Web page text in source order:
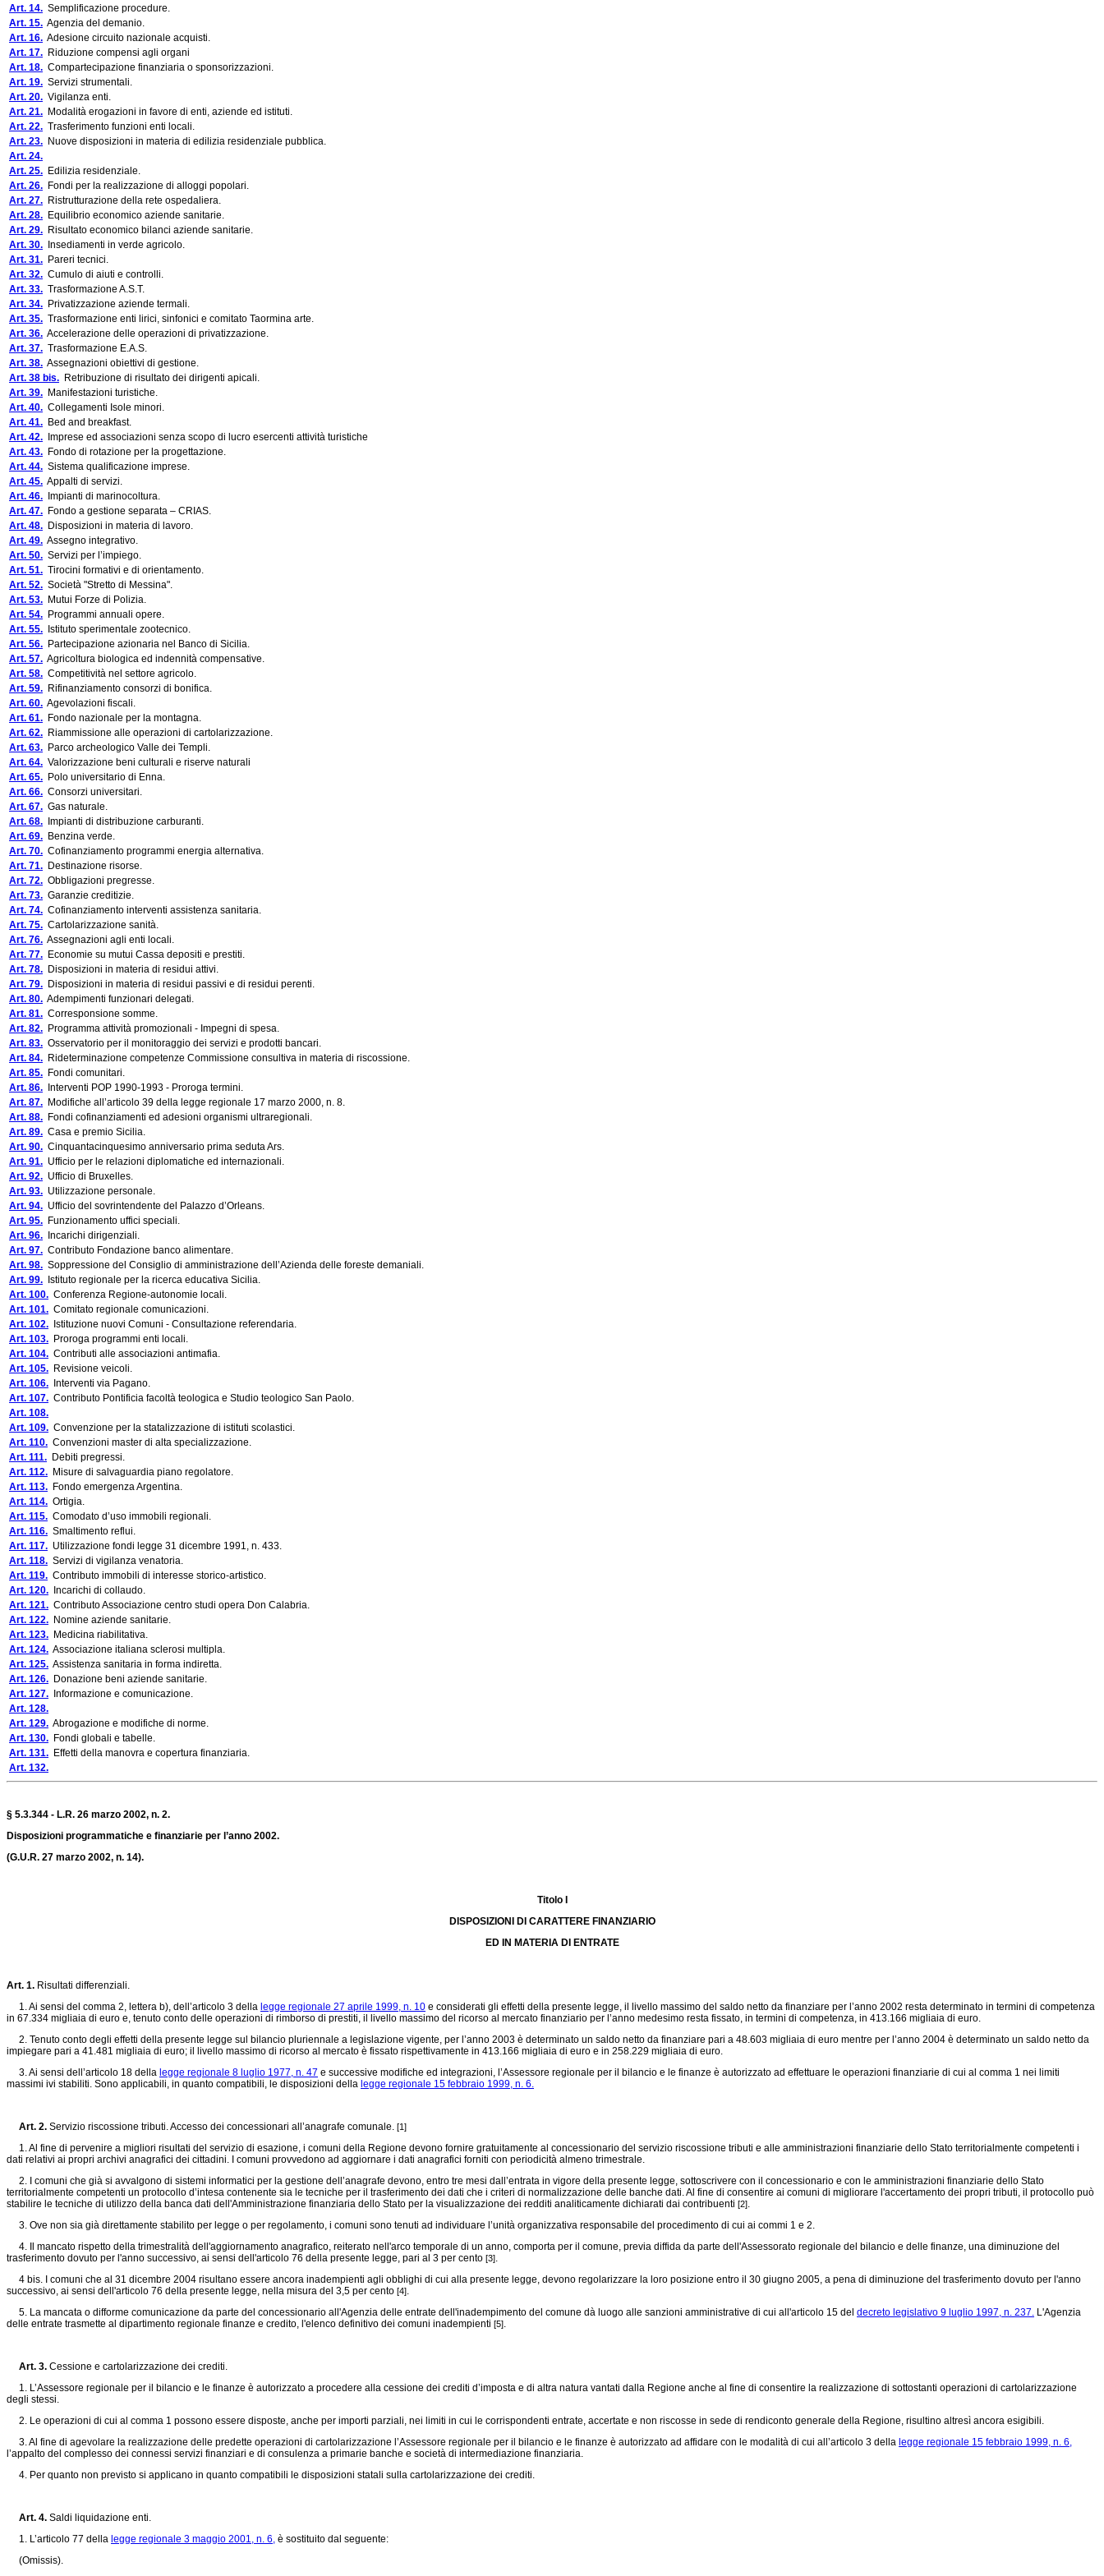
Art. 14. Semplificazione procedure.
Art. 15. Agenzia del demanio.
Art. 16. Adesione circuito nazionale acquisti.
Art. 17. Riduzione compensi agli organi
Art. 18. Compartecipazione finanziaria o sponsorizzazioni.
Art. 19. Servizi strumentali.
Art. 20. Vigilanza enti.
Art. 21. Modalità erogazioni in favore di enti, aziende ed istituti.
Art. 22. Trasferimento funzioni enti locali.
Art. 23. Nuove disposizioni in materia di edilizia residenziale pubblica.
Art. 24.
Art. 25. Edilizia residenziale.
Art. 26. Fondi per la realizzazione di alloggi popolari.
Art. 27. Ristrutturazione della rete ospedaliera.
Art. 28. Equilibrio economico aziende sanitarie.
Art. 29. Risultato economico bilanci aziende sanitarie.
Art. 30. Insediamenti in verde agricolo.
Art. 31. Pareri tecnici.
Art. 32. Cumulo di aiuti e controlli.
Art. 33. Trasformazione A.S.T.
Art. 34. Privatizzazione aziende termali.
Art. 35. Trasformazione enti lirici, sinfonici e comitato Taormina arte.
Art. 36. Accelerazione delle operazioni di privatizzazione.
Art. 37. Trasformazione E.A.S.
Art. 38. Assegnazioni obiettivi di gestione.
Art. 38 bis. Retribuzione di risultato dei dirigenti apicali.
Art. 39. Manifestazioni turistiche.
Art. 40. Collegamenti Isole minori.
Art. 41. Bed and breakfast.
Art. 42. Imprese ed associazioni senza scopo di lucro esercenti attività turistiche
Art. 43. Fondo di rotazione per la progettazione.
Art. 44. Sistema qualificazione imprese.
Art. 45. Appalti di servizi.
Art. 46. Impianti di marinocoltura.
Art. 47. Fondo a gestione separata – CRIAS.
Art. 48. Disposizioni in materia di lavoro.
Art. 49. Assegno integrativo.
Art. 50. Servizi per l’impiego.
Art. 51. Tirocini formativi e di orientamento.
Art. 52. Società "Stretto di Messina".
Art. 53. Mutui Forze di Polizia.
Art. 54. Programmi annuali opere.
Art. 55. Istituto sperimentale zootecnico.
Art. 56. Partecipazione azionaria nel Banco di Sicilia.
Art. 57. Agricoltura biologica ed indennità compensative.
Art. 58. Competitività nel settore agricolo.
Art. 59. Rifinanziamento consorzi di bonifica.
Art. 60. Agevolazioni fiscali.
Art. 61. Fondo nazionale per la montagna.
Art. 62. Riammissione alle operazioni di cartolarizzazione.
Art. 63. Parco archeologico Valle dei Templi.
Art. 64. Valorizzazione beni culturali e riserve naturali
Art. 65. Polo universitario di Enna.
Art. 66. Consorzi universitari.
Art. 67. Gas naturale.
Art. 68. Impianti di distribuzione carburanti.
Art. 69. Benzina verde.
Art. 70. Cofinanziamento programmi energia alternativa.
Art. 71. Destinazione risorse.
Art. 72. Obbligazioni pregresse.
Art. 73. Garanzie creditizie.
Art. 74. Cofinanziamento interventi assistenza sanitaria.
Art. 75. Cartolarizzazione sanità.
Art. 76. Assegnazioni agli enti locali.
Art. 77. Economie su mutui Cassa depositi e prestiti.
Art. 78. Disposizioni in materia di residui attivi.
Art. 79. Disposizioni in materia di residui passivi e di residui perenti.
Art. 80. Adempimenti funzionari delegati.
Art. 81. Corresponsione somme.
Art. 82. Programma attività promozionali - Impegni di spesa.
Art. 83. Osservatorio per il monitoraggio dei servizi e prodotti bancari.
Art. 84. Rideterminazione competenze Commissione consultiva in materia di riscossione.
Art. 85. Fondi comunitari.
Art. 86. Interventi POP 1990-1993 - Proroga termini.
Art. 87. Modifiche all’articolo 39 della legge regionale 17 marzo 2000, n. 8.
Art. 88. Fondi cofinanziamenti ed adesioni organismi ultraregionali.
Art. 89. Casa e premio Sicilia.
Art. 90. Cinquantacinquesimo anniversario prima seduta Ars.
Art. 91. Ufficio per le relazioni diplomatiche ed internazionali.
Art. 92. Ufficio di Bruxelles.
Art. 93. Utilizzazione personale.
Art. 94. Ufficio del sovrintendente del Palazzo d’Orleans.
Art. 95. Funzionamento uffici speciali.
Art. 96. Incarichi dirigenziali.
Art. 97. Contributo Fondazione banco alimentare.
Art. 98. Soppressione del Consiglio di amministrazione dell’Azienda delle foreste demaniali.
Art. 99. Istituto regionale per la ricerca educativa Sicilia.
Art. 100. Conferenza Regione-autonomie locali.
Art. 101. Comitato regionale comunicazioni.
Art. 102. Istituzione nuovi Comuni - Consultazione referendaria.
Art. 103. Proroga programmi enti locali.
Art. 104. Contributi alle associazioni antimafia.
Art. 105. Revisione veicoli.
Art. 106. Interventi via Pagano.
Art. 107. Contributo Pontificia facoltà teologica e Studio teologico San Paolo.
Art. 108.
Art. 109. Convenzione per la statalizzazione di istituti scolastici.
Art. 110. Convenzioni master di alta specializzazione.
Art. 111. Debiti pregressi.
Art. 112. Misure di salvaguardia piano regolatore.
Art. 113. Fondo emergenza Argentina.
Art. 114. Ortigia.
Art. 115. Comodato d’uso immobili regionali.
Art. 116. Smaltimento reflui.
Art. 117. Utilizzazione fondi legge 31 dicembre 1991, n. 433.
Art. 118. Servizi di vigilanza venatoria.
Art. 119. Contributo immobili di interesse storico-artistico.
Art. 120. Incarichi di collaudo.
Art. 121. Contributo Associazione centro studi opera Don Calabria.
Art. 122. Nomine aziende sanitarie.
Art. 123. Medicina riabilitativa.
Art. 124. Associazione italiana sclerosi multipla.
Art. 125. Assistenza sanitaria in forma indiretta.
Art. 126. Donazione beni aziende sanitarie.
Art. 127. Informazione e comunicazione.
Art. 128.
Art. 129. Abrogazione e modifiche di norme.
Art. 130. Fondi globali e tabelle.
Art. 131. Effetti della manovra e copertura finanziaria.
Art. 132.
§ 5.3.344 - L.R. 26 marzo 2002, n. 2.
Disposizioni programmatiche e finanziarie per l’anno 2002.
(G.U.R. 27 marzo 2002, n. 14).
Titolo I
DISPOSIZIONI DI CARATTERE FINANZIARIO
ED IN MATERIA DI ENTRATE
Art. 1. Risultati differenziali.
1. Ai sensi del comma 2, lettera b), dell’articolo 3 della legge regionale 27 aprile 1999, n. 10 e considerati gli effetti della presente legge, il livello massimo del saldo netto da finanziare per l’anno 2002 resta determinato in termini di competenza
in 67.334 migliaia di euro e, tenuto conto delle operazioni di rimborso di prestiti, il livello massimo del ricorso al mercato finanziario per l’anno medesimo resta fissato, in termini di competenza, in 413.166 migliaia di euro.
2. Tenuto conto degli effetti della presente legge sul bilancio pluriennale a legislazione vigente, per l’anno 2003 è determinato un saldo netto da finanziare pari a 48.603 migliaia di euro mentre per l’anno 2004 è determinato un saldo netto da
impiegare pari a 41.481 migliaia di euro; il livello massimo di ricorso al mercato è fissato rispettivamente in 413.166 migliaia di euro e in 258.229 migliaia di euro.
3. Ai sensi dell’articolo 18 della legge regionale 8 luglio 1977, n. 47 e successive modifiche ed integrazioni, l’Assessore regionale per il bilancio e le finanze è autorizzato ad effettuare le operazioni finanziarie di cui al comma 1 nei limiti
massimi ivi stabiliti. Sono applicabili, in quanto compatibili, le disposizioni della legge regionale 15 febbraio 1999, n. 6.
Art. 2. Servizio riscossione tributi. Accesso dei concessionari all’anagrafe comunale. [1]
1. Al fine di pervenire a migliori risultati del servizio di esazione, i comuni della Regione devono fornire gratuitamente al concessionario del servizio riscossione tributi e alle amministrazioni finanziarie dello Stato territorialmente competenti i
dati relativi ai propri archivi anagrafici dei cittadini. I comuni provvedono ad aggiornare i dati anagrafici forniti con periodicità almeno trimestrale.
2. I comuni che già si avvalgono di sistemi informatici per la gestione dell’anagrafe devono, entro tre mesi dall’entrata in vigore della presente legge, sottoscrivere con il concessionario e con le amministrazioni finanziarie dello Stato
territorialmente competenti un protocollo d’intesa contenente sia le tecniche per il trasferimento dei dati che i criteri di normalizzazione delle banche dati. Al fine di consentire ai comuni di migliorare l'accertamento dei propri tributi, il protocollo può
stabilire le tecniche di utilizzo della banca dati dell'Amministrazione finanziaria dello Stato per la visualizzazione dei redditi analiticamente dichiarati dai contribuenti [2].
3. Ove non sia già direttamente stabilito per legge o per regolamento, i comuni sono tenuti ad individuare l’unità organizzativa responsabile del procedimento di cui ai commi 1 e 2.
4. Il mancato rispetto della trimestralità dell'aggiornamento anagrafico, reiterato nell'arco temporale di un anno, comporta per il comune, previa diffida da parte dell'Assessorato regionale del bilancio e delle finanze, una diminuzione del
trasferimento dovuto per l'anno successivo, ai sensi dell'articolo 76 della presente legge, pari al 3 per cento [3].
4 bis. I comuni che al 31 dicembre 2004 risultano essere ancora inadempienti agli obblighi di cui alla presente legge, devono regolarizzare la loro posizione entro il 30 giugno 2005, a pena di diminuzione del trasferimento dovuto per l'anno
successivo, ai sensi dell'articolo 76 della presente legge, nella misura del 3,5 per cento [4].
5. La mancata o difforme comunicazione da parte del concessionario all'Agenzia delle entrate dell'inadempimento del comune dà luogo alle sanzioni amministrative di cui all'articolo 15 del decreto legislativo 9 luglio 1997, n. 237. L'Agenzia
delle entrate trasmette al dipartimento regionale finanze e credito, l'elenco definitivo dei comuni inadempienti [5].
Art. 3. Cessione e cartolarizzazione dei crediti.
1. L’Assessore regionale per il bilancio e le finanze è autorizzato a procedere alla cessione dei crediti d’imposta e di altra natura vantati dalla Regione anche al fine di consentire la realizzazione di sottostanti operazioni di cartolarizzazione
degli stessi.
2. Le operazioni di cui al comma 1 possono essere disposte, anche per importi parziali, nei limiti in cui le corrispondenti entrate, accertate e non riscosse in sede di rendiconto generale della Regione, risultino altresì ancora esigibili.
3. Al fine di agevolare la realizzazione delle predette operazioni di cartolarizzazione l’Assessore regionale per il bilancio e le finanze è autorizzato ad affidare con le modalità di cui all’articolo 3 della legge regionale 15 febbraio 1999, n. 6,
l’appalto del complesso dei connessi servizi finanziari e di consulenza a primarie banche e società di intermediazione finanziaria.
4. Per quanto non previsto si applicano in quanto compatibili le disposizioni statali sulla cartolarizzazione dei crediti.
Art. 4. Saldi liquidazione enti.
1. L’articolo 77 della legge regionale 3 maggio 2001, n. 6, è sostituito dal seguente:
(Omissis).